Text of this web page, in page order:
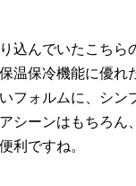
込んでいたこちら
温保冷機能に優れ
フォルムに、シン
シーンはもちろん
利ですね。